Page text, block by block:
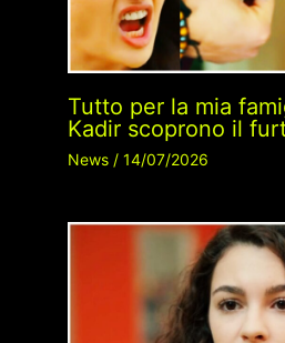
Tutto per la mia
Kadir scoprono il
News/ 14/07/2026